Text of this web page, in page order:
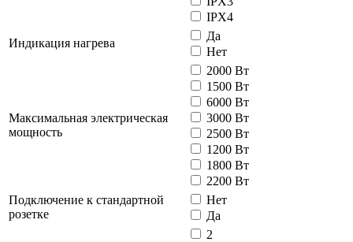
IPX4
Индикация нагрева
Да
Нет
Максимальная электрическая
мощность
2000 Вт
1500 Вт
6000 Вт
3000 Вт
2500 Вт
1200 Вт
1800 Вт
2200 Вт
Подключение к стандартной
розетке
Нет
Да
2